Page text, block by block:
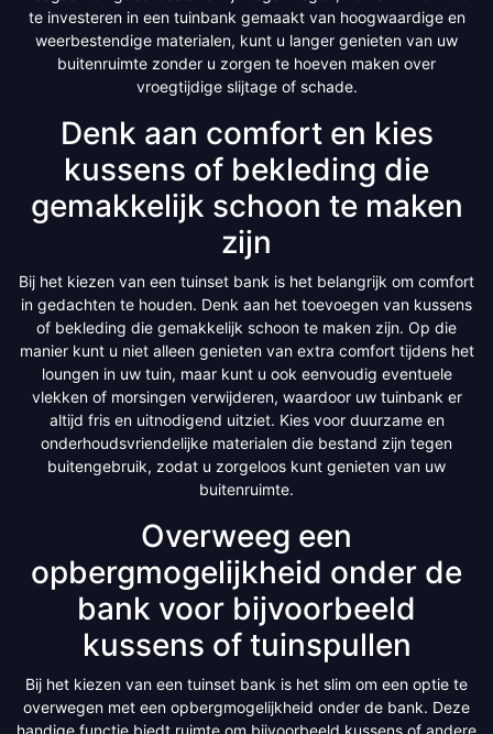
te investeren in een tuinbank gemaakt van hoogwaardige en
weerbestendige materialen, kunt u langer genieten van uw
buitenruimte zonder u zorgen te hoeven maken over
vroegtijdige slijtage of schade.
Denk aan comfort en kies
kussens of bekleding die
gemakkelijk schoon te maken
zijn
Bij het kiezen van een tuinset bank is het belangrijk om comfort
in gedachten te houden. Denk aan het toevoegen van kussens
of bekleding die gemakkelijk schoon te maken zijn. Op die
manier kunt u niet alleen genieten van extra comfort tijdens het
loungen in uw tuin, maar kunt u ook eenvoudig eventuele
vlekken of morsingen verwijderen, waardoor uw tuinbank er
altijd fris en uitnodigend uitziet. Kies voor duurzame en
onderhoudsvriendelijke materialen die bestand zijn tegen
buitengebruik, zodat u zorgeloos kunt genieten van uw
buitenruimte.
Overweeg een
opbergmogelijkheid onder de
bank voor bijvoorbeeld
kussens of tuinspullen
Bij het kiezen van een tuinset bank is het slim om een optie te
overwegen met een opbergmogelijkheid onder de bank. Deze
handige functie biedt ruimte om bijvoorbeeld kussens of andere